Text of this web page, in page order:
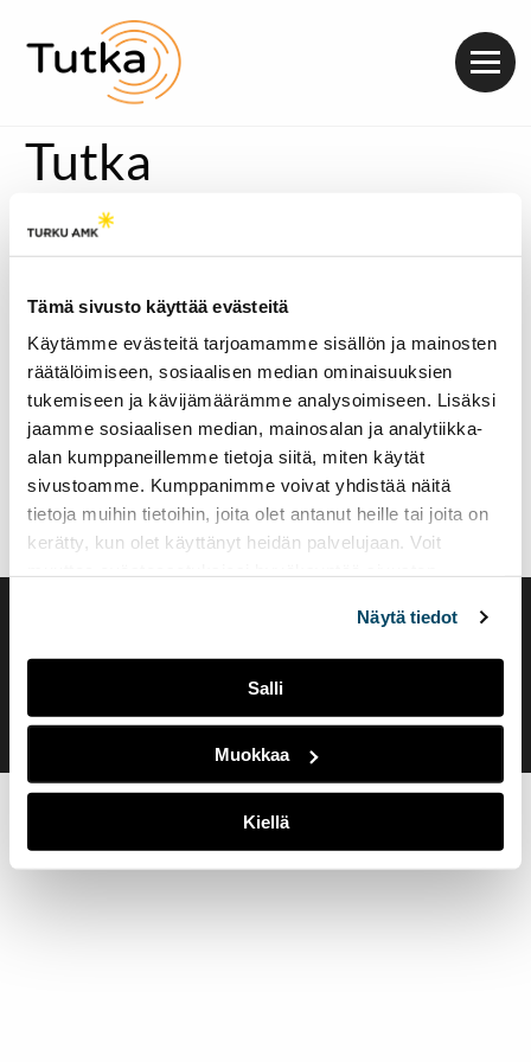
Tämä sivusto käyttää evästeitä
Käytämme evästeitä tarjoamamme sisällön ja mainosten
räätälöimiseen, sosiaalisen median ominaisuuksien
tukemiseen ja kävijämäärämme analysoimiseen. Lisäksi
jaamme sosiaalisen median, mainosalan ja analytiikka-
alan kumppaneillemme tietoja siitä, miten käytät
sivustoamme. Kumppanimme voivat yhdistää näitä
tietoja muihin tietoihin, joita olet antanut heille tai joita on
kerätty, kun olet käyttänyt heidän palvelujaan. Voit
Näytä tiedot
Salli
Muokkaa
Kiellä
Tutka
Evästeasetukset